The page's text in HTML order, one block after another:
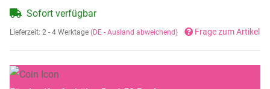
Sofort verfügbar
Lieferzeit: 2 - 4 Werktage (DE - Ausland abweichend) Frage zum Artikel